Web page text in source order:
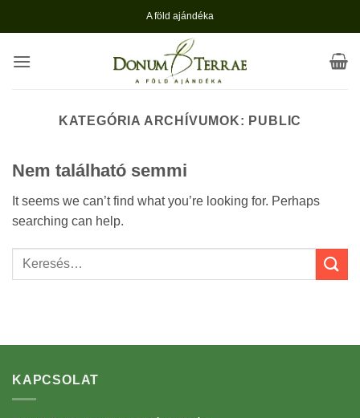
A föld ajándéka
KATEGÓRIA ARCHÍVUMOK: PUBLIC
Nem található semmi
It seems we can’t find what you’re looking for. Perhaps
searching can help.
KAPCSOLAT